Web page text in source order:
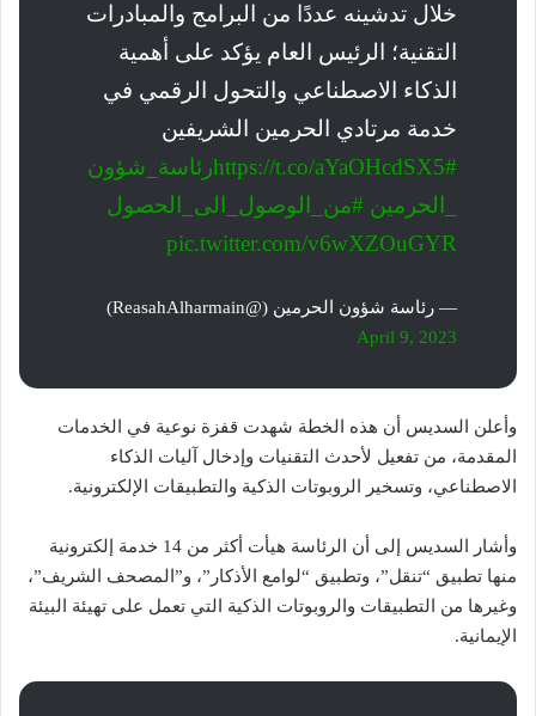
خلال تدشينه عددًا من البرامج والمبادرات
التقنية؛ الرئيس العام يؤكد على أهمية
الذكاء الاصطناعي والتحول الرقمي في
خدمة مرتادي الحرمين الشريفين
https://t.co/aYaOHcdSX5#رئاسة_شؤون
_الحرمين #من_الوصول_الى_الحصول
pic.twitter.com/v6wXZOuGYR
— رئاسة شؤون الحرمين (@ReasahAlharmain)
April 9, 2023
وأعلن السديس أن هذه الخطة شهدت قفزة نوعية في الخدمات
المقدمة، من تفعيل لأحدث التقنيات وإدخال آليات الذكاء
الاصطناعي، وتسخير الروبوتات الذكية والتطبيقات الإلكترونية.
وأشار السديس إلى أن الرئاسة هيأت أكثر من 14 خدمة إلكترونية
منها تطبيق “تنقل”، وتطبيق “لوامع الأذكار”، و”المصحف الشريف”،
وغيرها من التطبيقات والروبوتات الذكية التي تعمل على تهيئة البيئة
الإيمانية.